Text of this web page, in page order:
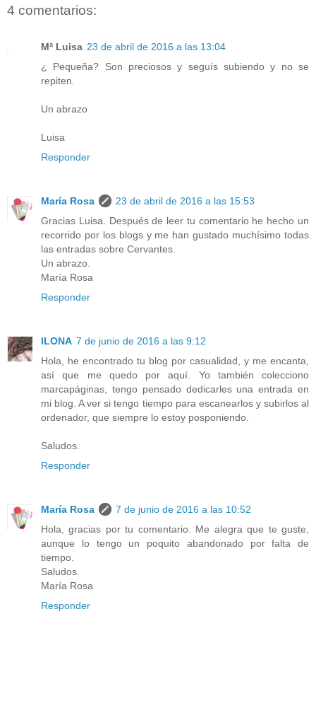
4 comentarios:
Mª Luisa 23 de abril de 2016 a las 13:04
¿ Pequeña? Son preciosos y seguís subiendo y no se
repiten.
Un abrazo
Luisa
Responder
María Rosa
23 de abril de 2016 a las 15:53
Gracias Luisa. Después de leer tu comentario he hecho un
recorrido por los blogs y me han gustado muchísimo todas
las entradas sobre Cervantes.
Un abrazo.
María Rosa
Responder
ILONA 7 de junio de 2016 a las 9:12
Hola, he encontrado tu blog por casualidad, y me encanta,
así que me quedo por aquí. Yo también colecciono
marcapáginas, tengo pensado dedicarles una entrada en
mi blog. A ver si tengo tiempo para escanearlos y subirlos al
ordenador, que siempre lo estoy posponiendo.
Saludos.
Responder
María Rosa
7 de junio de 2016 a las 10:52
Hola, gracias por tu comentario. Me alegra que te guste,
aunque lo tengo un poquito abandonado por falta de
tiempo.
Saludos.
María Rosa
Responder